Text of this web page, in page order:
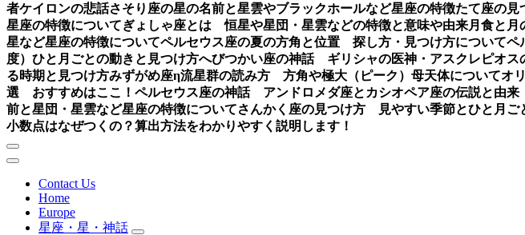
者ケイロンの悲話さそり座の星の名前と星雲やブラックホールなど星座の特徴たて座の見
星座の特徴についてぎょしゃ座とは 恒星や星団・星雲などの特徴と意味や由来月食と
星など星座の特徴についてペルセウス座の夏の方角と位置 探し方・見つけ方についてペ
度）ひと月ごとの動きと見つけ方へびつかい座の神話 ギリシャの医神・アスクレピオス
る時期と見つけ方みずがめ座η流星群の読み方 方角や極大（ピーク）母天体についてオ
選 おすすめはここ！ ペルセウス座の神話 アンドロメダ座とカシオペア座の伝説と由来
前と星団・星雲など星座の特徴についてさんかく座の見つけ方 見やすい季節とひと月ご
小数点はなぜつくの？算出方法をわかりやすく説明します！
Contact Us
Home
Europe
星座・星・神話